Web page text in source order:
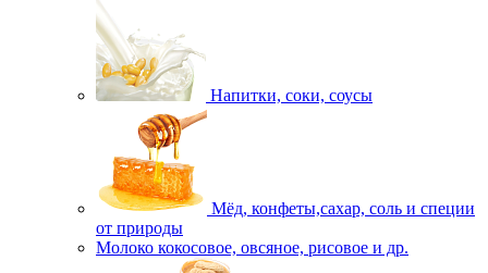
Напитки, соки, соусы
Мёд, конфеты,сахар, соль и специи
от природы
Молоко кокосовое, овсяное, рисовое и др.